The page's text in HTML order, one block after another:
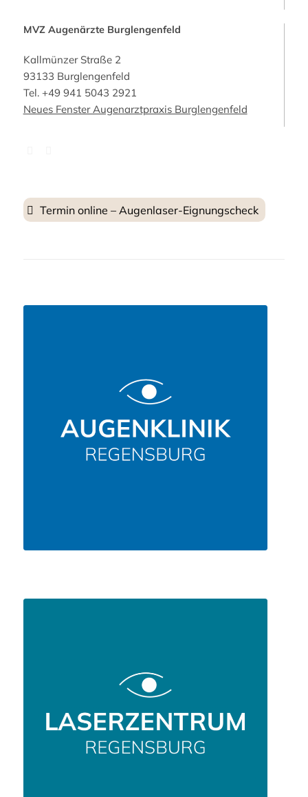
MVZ Augenärzte Burglengenfeld
Kallmünzer Straße 2
93133 Burglengenfeld
Tel. +49 941 5043 2921
Neues Fenster Augenarztpraxis Burglengenfeld
Termin online – Augenlaser-Eignungscheck